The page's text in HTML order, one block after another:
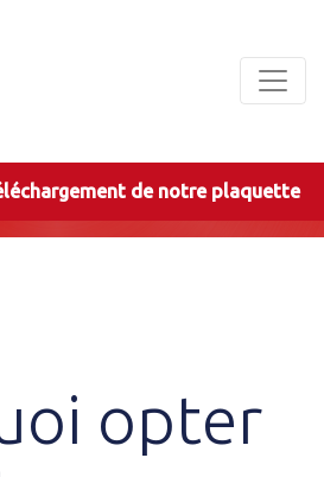
de notre plaquette
opter